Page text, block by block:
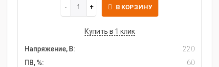
В КОРЗИНУ
Купить в 1 клик
Напряжение, В:
220
ПВ, %:
60